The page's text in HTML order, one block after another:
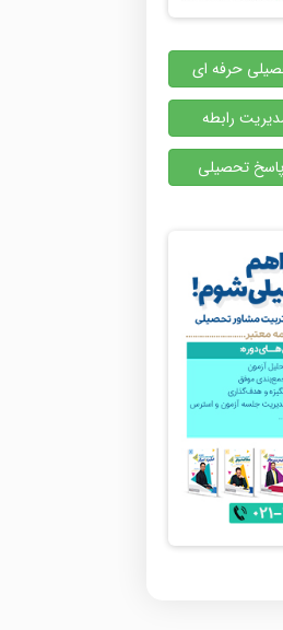
حرفه ای
رابطه
تحصیلی